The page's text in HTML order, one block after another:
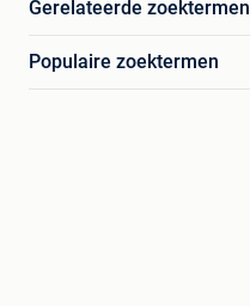
Gerelateerde zoektermen
Populaire zoektermen